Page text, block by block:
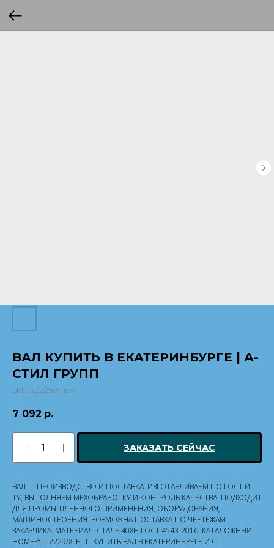
ВАЛ КУПИТЬ В ЕКАТЕРИНБУРГЕ | А-
СТИЛ ГРУПП
SKU: ч.2229/XI р.п.
7 092 р.
ЗАКАЗАТЬ СЕЙЧАС
ВАЛ — ПРОИЗВОДСТВО И ПОСТАВКА. ИЗГОТАВЛИВАЕМ ПО ГОСТ И
ТУ, ВЫПОЛНЯЕМ МЕХОБРАБОТКУ И КОНТРОЛЬ КАЧЕСТВА. ПОДХОДИТ
ДЛЯ ПРОМЫШЛЕННОГО ПРИМЕНЕНИЯ, ОБОРУДОВАНИЯ,
МАШИНОСТРОЕНИЯ. ВОЗМОЖНА ПОСТАВКА ПО ЧЕРТЕЖАМ
ЗАКАЗЧИКА. МАТЕРИАЛ: СТАЛЬ 40ХН ГОСТ 4543-2016. КАТАЛОЖНЫЙ
НОМЕР: Ч.2229/XI Р.П.. КУПИТЬ ВАЛ В ЕКАТЕРИНБУРГЕ И С